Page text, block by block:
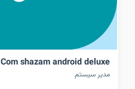
Com shazam android deluxe
مدیر سیستم